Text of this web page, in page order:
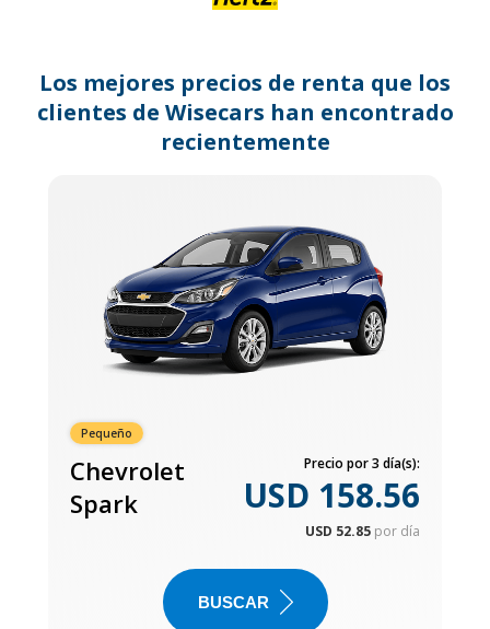
dates.
Los mejores precios de renta que los
clientes de Wisecars han encontrado
recientemente
Pequeño
Chevrolet
Spark
Precio por 3 día(s):
USD 158.56
USD 52.85 por día
BUSCAR